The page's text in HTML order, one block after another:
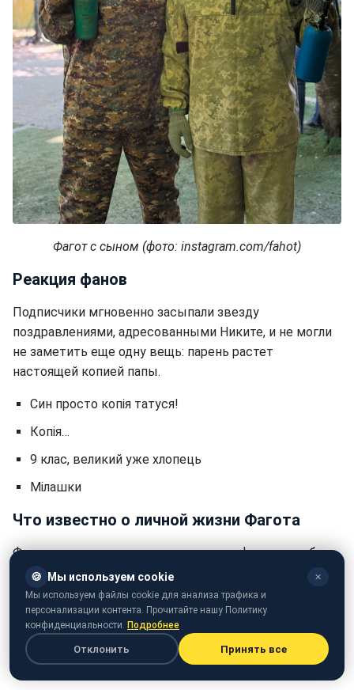
Фагот с сыном (фото: instagram.com/fahot)
Реакция фанов
Подписчики мгновенно засыпали звезду
поздравлениями, адресованными Никите, и не могли
не заметить еще одну вещь: парень растет
настоящей копией папы.
Син просто копія татуся!
Копія…
9 клас, великий уже хлопець
Мілашки
Что известно о личной жизни Фагота
Фагот, хоть и имел немало романов, официально был
женат только один раз - и то очень давно. В 22 года он
женился на девушке по имени Алина, которая
выросла в строгих консервативных традициях. Их
отношения были настолько сдержанными, что
близость между ними произошла лишь после
🍪 Мы используем cookie ✕
Мы используем файлы cookie для анализа трафика и
персонализации контента. Прочитайте нашу Политику
конфиденциальности. Подробнее
Отклонить Принять все